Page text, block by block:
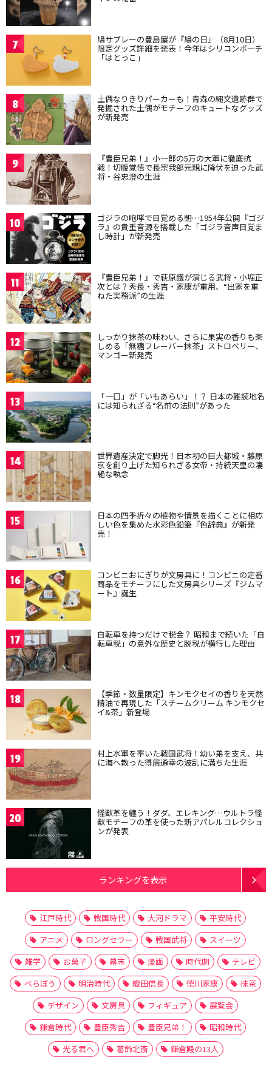
7 鳩サブレーの豊島屋が『鳩の日』（8月10日）
限定グッズ詳細を発表！今年はシリコンポーチ
「はとっこ」
8 土偶なりきりパーカーも！青森の縄文遺跡群で
発掘された土偶がモチーフのキュートなグッズ
が新発売
9 『豊臣兄弟！』小一郎の5万の大軍に徹底抗
戦！切腹覚悟で長宗我部元親に降伏を迫った武
将・谷忠澄の生涯
10 ゴジラの咆哮で目覚める朝…1954年公開『ゴジ
ラ』の貴重音源を搭載した「ゴジラ音声目覚ま
し時計」が新発売
11 『豊臣兄弟！』で萩原護が演じる武将・小堀正
次とは？秀長・秀吉・家康が重用、“出家を重
ねた実務派”の生涯
12 しっかり抹茶の味わい、さらに果実の香りも楽
しめる「無糖フレーバー抹茶」ストロベリー、
マンゴー新発売
13 「一口」が「いもあらい」！？ 日本の難読地名
には知られざる“名前の法則”があった
14 世界遺産決定で脚光！日本初の巨大都城・藤原
京を創り上げた知られざる女帝・持統天皇の凄
絶な執念
15 日本の四季折々の植物や情景を描くことに相応
しい色を集めた水彩色鉛筆『色辞典』が新発
売！
16 コンビニおにぎりが文房具に！コンビニの定番
商品をモチーフにした文房具シリーズ『ジムマ
ート』誕生
17 自転車を持つだけで税金？ 昭和まで続いた「自
転車税」の意外な歴史と脱税が横行した理由
18 【季節・数量限定】キンモクセイの香りを天然
精油で再現した「スチームクリーム キンモクセ
イ&茶」新登場
19 村上水軍を率いた戦国武将！幼い弟を支え、共
に海へ散った得居通幸の波乱に満ちた生涯
20 怪獣革を纏う！ダダ、エレキング…ウルトラ怪
獣モチーフの革を使った新アパレルコレクショ
ンが発表
ランキングを表示
江戸時代 戦国時代 大河ドラマ
平安時代
アニメ
ロングセラー 戦国武将
スイーツ
雑学
お菓子 幕末 漫画 時代劇
テレビ
べらぼう
明治時代 織田信長 徳川家康
抹茶
デザイン
文房具 フィギュア
展覧会
鎌倉時代
豊臣秀吉 豊臣兄弟！
昭和時代
光る君へ
葛飾北斎 鎌倉殿の13人